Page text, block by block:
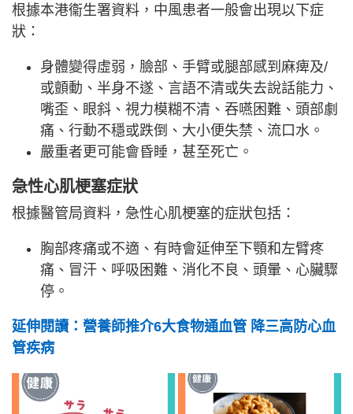
根據本港衞生署資料，中風患者一般會出現以下症
狀：
身體變得虛弱，臉部、手臂或腿部感到麻痺及/
或顫動、半身不遂、言語不清或失去說話能力、
嘴歪、眼斜、視力模糊不清、吞嚥困難、頭部劇
痛、行動不穩或跌倒、大小便失禁、流口水。
嚴重者更可能會昏睡，甚至死亡。
急性心肌梗塞症狀
根據醫管局資料，急性心肌梗塞的症狀包括：
胸部疼痛或不適、有時會延伸至下顎和左臂疼
痛、冒汗、呼吸困難、消化不良、頭暈、心臟驟
停。
延伸閱讀：營養師推介6大食物通血管 降三高防心血
管疾病